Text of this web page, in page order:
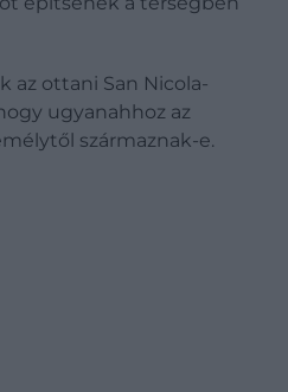
az ottani San Nicola-
ugyanahhoz az
származnak-e.